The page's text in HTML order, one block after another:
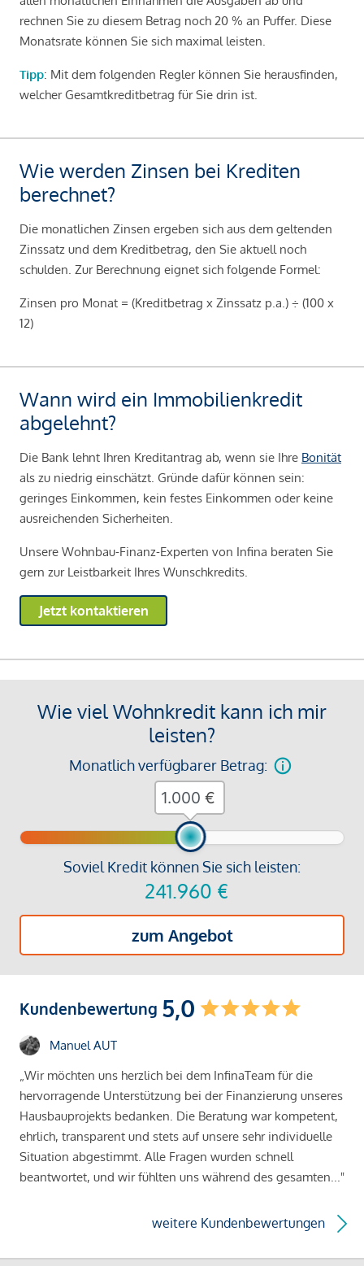
rechnen Sie zu diesem Betrag noch 20 % an Puffer. Diese
Monatsrate können Sie sich maximal leisten.
Tipp: Mit dem folgenden Regler können Sie herausfinden,
welcher Gesamtkreditbetrag für Sie drin ist.
Wie werden Zinsen bei Krediten
berechnet?
Die monatlichen Zinsen ergeben sich aus dem geltenden
Zinssatz und dem Kreditbetrag, den Sie aktuell noch
schulden. Zur Berechnung eignet sich folgende Formel:
Zinsen pro Monat = (Kreditbetrag x Zinssatz p.a.) ÷ (100 x
12)
Wann wird ein Immobilienkredit
abgelehnt?
Die Bank lehnt Ihren Kreditantrag ab, wenn sie Ihre Bonität
als zu niedrig einschätzt. Gründe dafür können sein:
geringes Einkommen, kein festes Einkommen oder keine
ausreichenden Sicherheiten.
Unsere Wohnbau-Finanz-Experten von Infina beraten Sie
gern zur Leistbarkeit Ihres Wunschkredits.
Jetzt kontaktieren
Wie viel Wohnkredit kann ich mir
leisten?
Monatlich verfügbarer Betrag:
Soviel Kredit können Sie sich leisten:
241.960 €
zum Angebot
€
Kundenbewertung 5,0
Manuel AUT
„Wir möchten uns herzlich bei dem InfinaTeam für die
hervorragende Unterstützung bei der Finanzierung unseres
Hausbauprojekts bedanken. Die Beratung war kompetent,
ehrlich, transparent und stets auf unsere sehr individuelle
Situation abgestimmt. Alle Fragen wurden schnell
beantwortet, und wir fühlten uns während des gesamten..."
weitere Kundenbewertungen